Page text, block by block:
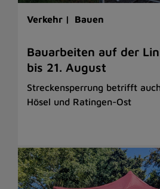
Verkehr | Bauen
Bauarbeiten auf der
bis 21. August
Streckensperrung betrifft
Hösel und Ratingen-Ost